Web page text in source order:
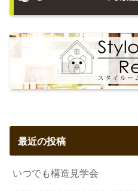
最近の投稿
いつでも構造見学会